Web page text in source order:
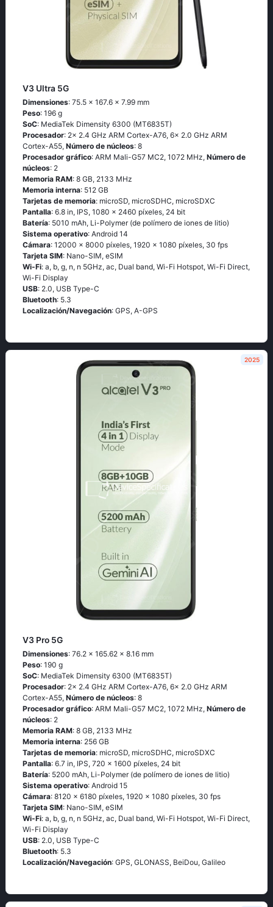
V3 Ultra 5G
Dimensiones: 75.5 x 167.6 x 7.99 mm
Peso: 196 g
SoC: MediaTek Dimensity 6300 (MT6835T)
Procesador: 2x 2.4 GHz ARM Cortex-A76, 6x 2.0 GHz ARM
Cortex-A55, Número de núcleos: 8
Procesador gráfico: ARM Mali-G57 MC2, 1072 MHz, Número de
núcleos: 2
Memoria RAM: 8 GB, 2133 MHz
Memoria interna: 512 GB
Tarjetas de memoria: microSD, microSDHC, microSDXC
Pantalla: 6.8 in, IPS, 1080 x 2460 píxeles, 24 bit
Batería: 5010 mAh, Li-Polymer (de polímero de iones de litio)
Sistema operativo: Android 14
Cámara: 12000 x 8000 píxeles, 1920 x 1080 píxeles, 30 fps
Tarjeta SIM: Nano-SIM, eSIM
Wi-Fi: a, b, g, n, n 5GHz, ac, Dual band, Wi-Fi Hotspot, Wi-Fi Direct,
Wi-Fi Display
USB: 2.0, USB Type-C
Bluetooth: 5.3
Localización/Navegación: GPS, A-GPS
2025
V3 Pro 5G
Dimensiones: 76.2 x 165.62 x 8.16 mm
Peso: 190 g
SoC: MediaTek Dimensity 6300 (MT6835T)
Procesador: 2x 2.4 GHz ARM Cortex-A76, 6x 2.0 GHz ARM
Cortex-A55, Número de núcleos: 8
Procesador gráfico: ARM Mali-G57 MC2, 1072 MHz, Número de
núcleos: 2
Memoria RAM: 8 GB, 2133 MHz
Memoria interna: 256 GB
Tarjetas de memoria: microSD, microSDHC, microSDXC
Pantalla: 6.7 in, IPS, 720 x 1600 píxeles, 24 bit
Batería: 5200 mAh, Li-Polymer (de polímero de iones de litio)
Sistema operativo: Android 15
Cámara: 8120 x 6180 píxeles, 1920 x 1080 píxeles, 30 fps
Tarjeta SIM: Nano-SIM, eSIM
Wi-Fi: a, b, g, n, n 5GHz, ac, Dual band, Wi-Fi Hotspot, Wi-Fi Direct,
Wi-Fi Display
USB: 2.0, USB Type-C
Bluetooth: 5.3
Localización/Navegación: GPS, GLONASS, BeiDou, Galileo